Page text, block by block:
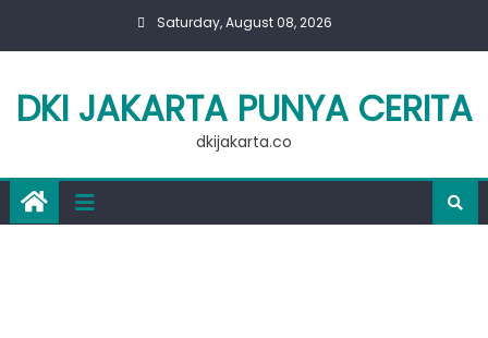
Saturday, August 08, 2026
DKI JAKARTA PUNYA CERITA
dkijakarta.co